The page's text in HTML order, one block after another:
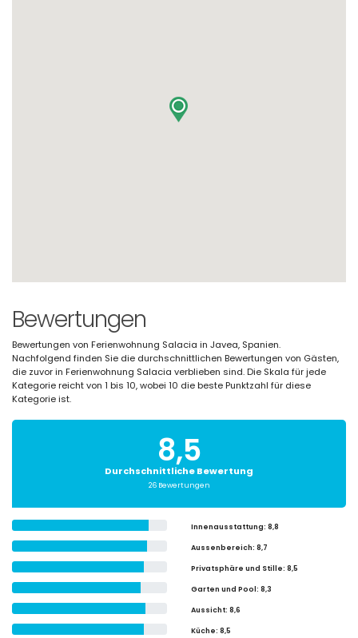
Bewertungen
Bewertungen von Ferienwohnung Salacia in Javea, Spanien.
Nachfolgend finden Sie die durchschnittlichen Bewertungen von Gästen,
die zuvor in Ferienwohnung Salacia verblieben sind. Die Skala für jede
Kategorie reicht von 1 bis 10, wobei 10 die beste Punktzahl für diese
Kategorie ist.
8,5
Durchschnittliche Bewertung
26 Bewertungen
Innenausstattung: 8,8
Aussenbereich: 8,7
Privatsphäre und Stille: 8,5
Garten und Pool: 8,3
Aussicht: 8,6
Küche: 8,5